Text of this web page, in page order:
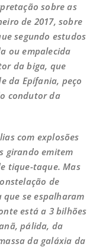
sobre as
de 2017, sobre
segundo estudos
ou empalecida
da biga, que
da Epífania, peço
condutor da
com explosões
girando emitem
tique-taque. Mas
de
que se espalharam
está a 3 bilhões
pálida, da
da galáxia da